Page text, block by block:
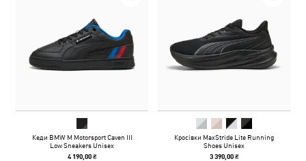
Кеди BMW M Motorsport Caven III
Low Sneakers Unisex
4 190,00 ₴
Кросівки MaxStride Lite Running
Shoes Unisex
3 390,00 ₴